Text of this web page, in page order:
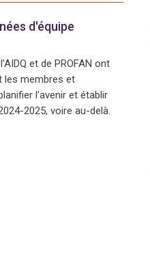
d'équipe
et de PROFAN ont
les membres et
l'avenir et établir
2025, voire au-delà.